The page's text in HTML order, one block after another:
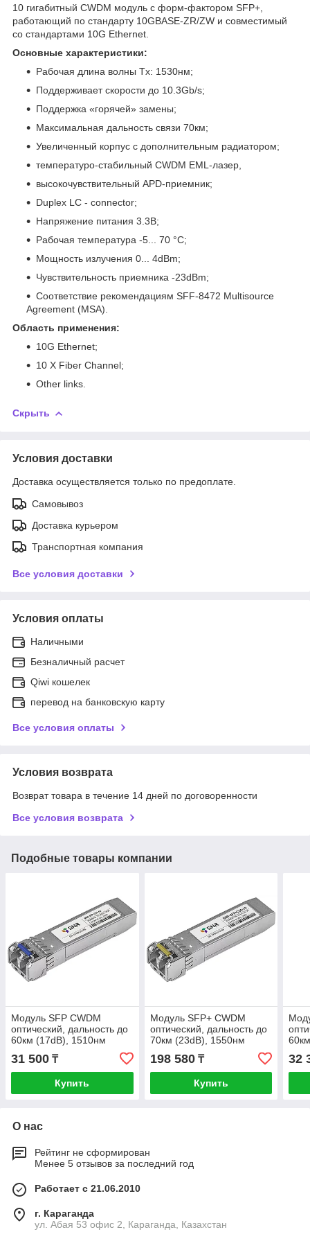
10 гигабитный CWDM модуль с форм-фактором SFP+,
работающий по стандарту 10GBASE-ZR/ZW и совместимый
со стандартами 10G Ethernet.
Основные характеристики:
Рабочая длина волны Tx: 1530нм;
Поддерживает скорости до 10.3Gb/s;
Поддержка «горячей» замены;
Максимальная дальность связи 70км;
Увеличенный корпус с дополнительным радиатором;
температуро-стабильный CWDM EML-лазер,
высокочувствительный APD-приемник;
Duplex LC - connector;
Напряжение питания 3.3В;
Рабочая температура -5... 70 °C;
Мощность излучения 0... 4dBm;
Чувствительность приемника -23dBm;
Соответствие рекомендациям SFF-8472 Multisource
Agreement (MSA).
Область применения:
10G Ethernet;
10 X Fiber Channel;
Other links.
Скрыть
Условия доставки
Доставка осуществляется только по предоплате.
Самовывоз
Доставка курьером
Транспортная компания
Все условия доставки
Условия оплаты
Наличными
Безналичный расчет
Qiwi кошелек
перевод на банковскую карту
Все условия оплаты
Условия возврата
Возврат товара в течение 14 дней по договоренности
Все условия возврата
Подобные товары компании
Модуль SFP CWDM
оптический, дальность до
60км (17dB), 1510нм
31 500 ₸
Купить
Модуль SFP+ CWDM
оптический, дальность до
70км (23dB), 1550нм
198 580₸
Купить
32
О нас
Рейтинг не сформирован
Менее 5 отзывов за последний год
Работает с 21.06.2010
г. Караганда
ул. Абая 53 офис 2, Караганда, Казахстан